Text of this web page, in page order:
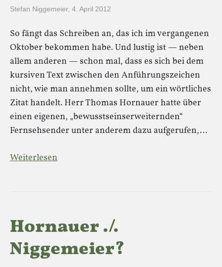
Stefan Niggemeier, 4. April 2012
So fängt das Schreiben an, das ich im vergangenen
Oktober bekommen habe. Und lustig ist — neben
allem anderen — schon mal, dass es sich bei dem
kursiven Text zwischen den Anführungszeichen
nicht, wie man annehmen sollte, um ein wörtliches
Zitat handelt. Herr Thomas Hornauer hatte über
einen eigenen, „bewusstseinserweiternden“
Fernsehsender unter anderem dazu aufgerufen,…
Weiterlesen
Hornauer ./.
Niggemeier?